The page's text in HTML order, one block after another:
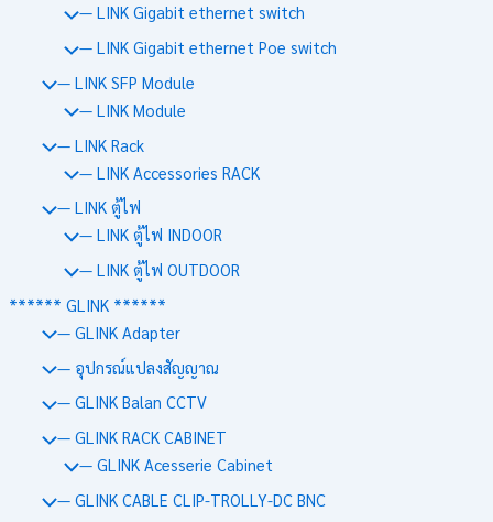
— LINK Gigabit ethernet switch
— LINK Gigabit ethernet Poe switch
— LINK SFP Module
— LINK Module
— LINK Rack
— LINK Accessories RACK
— LINK ตู้ไฟ
— LINK ตู้ไฟ INDOOR
— LINK ตู้ไฟ OUTDOOR
****** GLINK ******
— GLINK Adapter
— อุปกรณ์แปลงสัญญาณ
— GLINK Balan CCTV
— GLINK RACK CABINET
— GLINK Acesserie Cabinet
— GLINK CABLE CLIP-TROLLY-DC BNC